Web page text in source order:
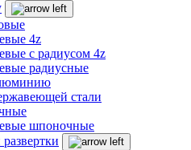
4z
с радиусом 4z
радиусные
стали
шпоночные